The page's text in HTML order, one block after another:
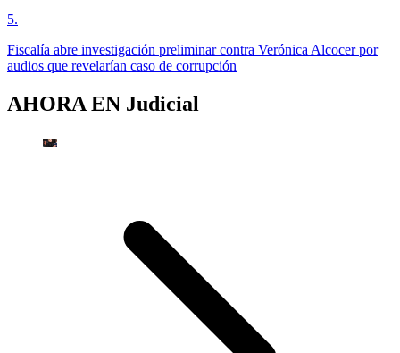
5.
Fiscalía abre investigación preliminar contra Verónica Alcocer por
audios que revelarían caso de corrupción
AHORA EN Judicial